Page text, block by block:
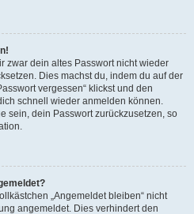
zwar dein altes Passwort nicht wieder
Dies machst du, indem du auf der
vergessen“ klickst und den
schnell wieder anmelden können.
sein, dein Passwort zurückzusetzen, so
„Angemeldet bleiben“ nicht
angemeldet. Dies verhindert den